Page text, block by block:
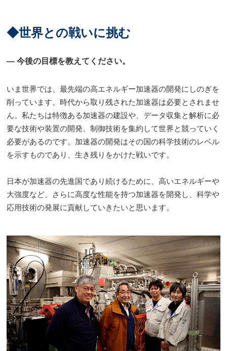
◆世界との戦いに挑む
― 今後の目標を教えてください。
いま世界では、最先端の高エネルギー加速器の開発にしのぎを
削っています。時代から取り残された加速器は必要とされませ
ん。私たちは特徴ある加速器の建設や、データ収集と解析に必
要な技術や装置の開発、制御技術を集約して世界と競っていく
必要があるのです。加速器の開発はその国の科学技術のレベル
を示すものであり、生き残りをかけた戦いです。
日本が加速器の先進国であり続けるために、高いエネルギーや
大強度など、さらに高度な性能を持つ加速器を開発し、科学や
応用技術の発展に貢献していきたいと思います。